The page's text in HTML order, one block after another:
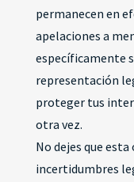
permanecen en
apelaciones a
específicamente
representación
proteger tus
otra vez.
No dejes que
incertidumbres